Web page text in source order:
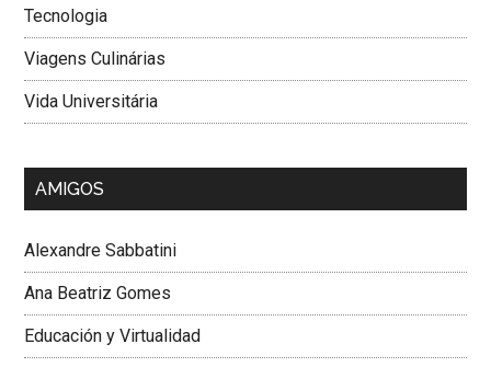
Tecnologia
Viagens Culinárias
Vida Universitária
AMIGOS
Alexandre Sabbatini
Ana Beatriz Gomes
Educación y Virtualidad